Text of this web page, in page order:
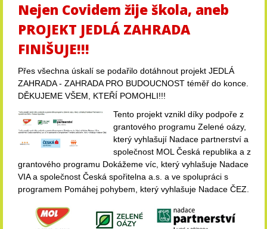
Nejen Covidem žije škola, aneb
PROJEKT JEDLÁ ZAHRADA
FINIŠUJE!!!
Přes všechna úskalí se podařilo dotáhnout projekt JEDLÁ
ZAHRADA - ZAHRADA PRO BUDOUCNOST téměř do konce.
DĚKUJEME VŠEM, KTEŘÍ POMOHLI!!!
Tento projekt vznikl díky podpoře z
grantového programu Zelené oázy,
který vyhlašují Nadace partnerství a
společnost MOL Česká republika a z
grantového programu Dokážeme víc, který vyhlašuje Nadace
VIA a společnost Česká spořitelna a.s. a ve spolupráci s
programem Pomáhej pohybem, který vyhlašuje Nadace ČEZ.